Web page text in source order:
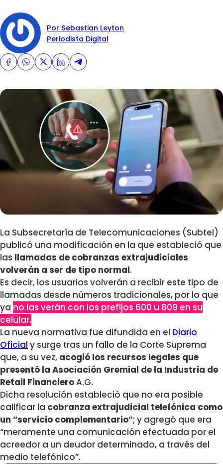
Por Sebastian Leyton
Periodista Digital
La Subsecretaría de Telecomunicaciones (Subtel)
publicó una modificación en la que estableció que
las llamadas de cobranzas extrajudiciales
volverán a ser de tipo normal.
Es decir, los usuarios volverán a recibir este tipo de
llamadas desde números tradicionales, por lo que
ya no las verán con los prefijos 600 u 809 en su
celular.
La nueva normativa fue difundida en el Diario
Oficial y surge tras un fallo de la Corte Suprema
que, a su vez, acogió los recursos legales que
presentó la Asociación Gremial de la Industria de
Retail FinancieroA.G.
Dicha resolución estableció que no era posible
calificar la cobranza extrajudicial telefónica como
un “servicio complementario”; y agregó que era
“meramente una comunicación efectuada por el
acreedor a un deudor determinado, a través del
medio telefónico”.